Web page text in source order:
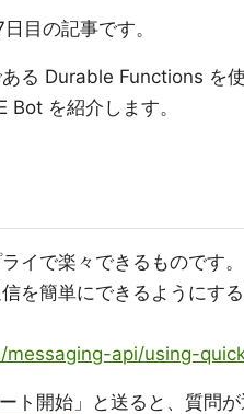
目の記事です。
る Durable Functions を
を紹介します。
イで楽々できるものです。
を簡単にできるようにす
api/using-
開始」と送ると、質問が